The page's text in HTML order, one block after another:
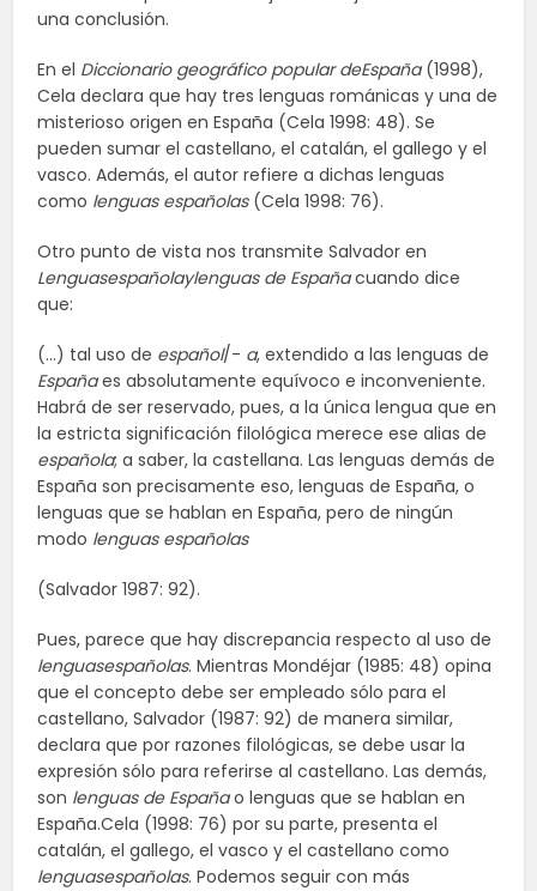
una conclusión.
En el Diccionario geográfico popular deEspaña(1998),
Cela declara que hay tres lenguas románicas y una de
misterioso origen en España (Cela 1998: 48). Se
pueden sumar el castellano, el catalán, el gallego y el
vasco. Además, el autor refiere a dichas lenguas
como lenguas españolas (Cela 1998: 76).
Otro punto de vista nos transmite Salvador en
Lenguasespañolaylenguas de Españacuando dice
que:
(…) tal uso de español/- a, extendido a las lenguas de
Españaes absolutamente equívoco e inconveniente.
Habrá de ser reservado, pues, a la única lengua que en
la estricta significación filológica merece ese alias de
española; a saber, la castellana. Las lenguas demás de
España son precisamente eso, lenguas de España, o
lenguas que se hablan en España, pero de ningún
modo lenguas españolas
(Salvador 1987: 92).
Pues, parece que hay discrepancia respecto al uso de
lenguasespañolas. Mientras Mondéjar (1985: 48) opina
que el concepto debe ser empleado sólo para el
castellano, Salvador (1987: 92) de manera similar,
declara que por razones filológicas, se debe usar la
expresión sólo para referirse al castellano. Las demás,
son lenguas de Españao lenguas que se hablan en
España.Cela (1998: 76) por su parte, presenta el
catalán, el gallego, el vasco y el castellano como
lenguasespañolas. Podemos seguir con más